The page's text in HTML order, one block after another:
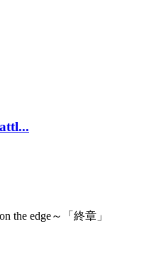
the edge～「終章」